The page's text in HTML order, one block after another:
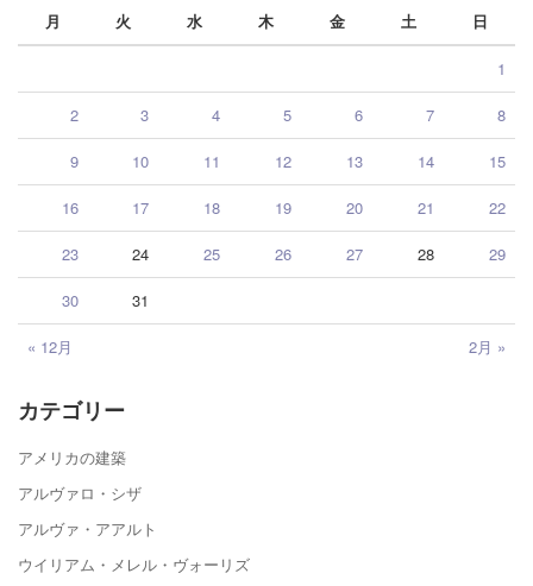
月
火 水 木 金 土 日
« 12月 2月 »
1
2 3 4 5 6 7 8
9 10 11 12 13 14 15
16 17 18 19 20 21 22
23 24 25 26 27 28 29
30 31
カテゴリー
アメリカの建築
アルヴァロ・シザ
アルヴァ・アアルト
ウイリアム・メレル・ヴォーリズ